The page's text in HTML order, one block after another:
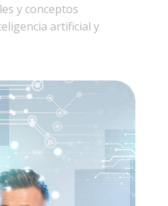
y conceptos
artificial y